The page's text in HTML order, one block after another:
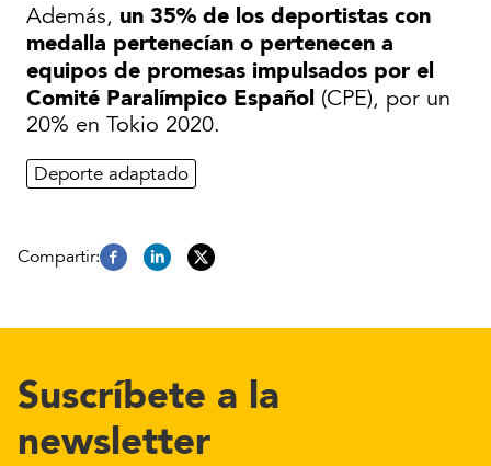
Además, un 35% de los deportistas con
medalla pertenecían o pertenecen a
equipos de promesas impulsados por el
Comité Paralímpico Español (CPE), por un
20% en Tokio 2020.
Deporte adaptado
Suscríbete a la
newsletter